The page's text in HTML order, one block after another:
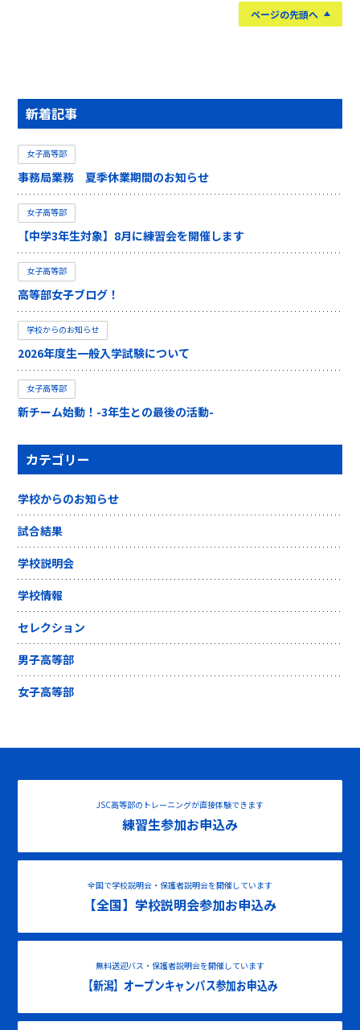
ページの先頭へ
新着記事
女子高等部
事務局業務 夏季休業期間のお知らせ
女子高等部
【中学3年生対象】8月に練習会を開催します
女子高等部
高等部女子ブログ！
学校からのお知らせ
2026年度生一般入学試験について
女子高等部
新チーム始動！-3年生との最後の活動-
カテゴリー
学校からのお知らせ
試合結果
学校説明会
学校情報
セレクション
男子高等部
女子高等部
JSC高等部のトレーニングが直接体験できます
練習生参加お申込み
全国で学校説明会・保護者説明会を開催しています
【全国】学校説明会参加お申込み
無料送迎バス・保護者説明会を開催しています
【新潟】オープンキャンパス参加お申込み